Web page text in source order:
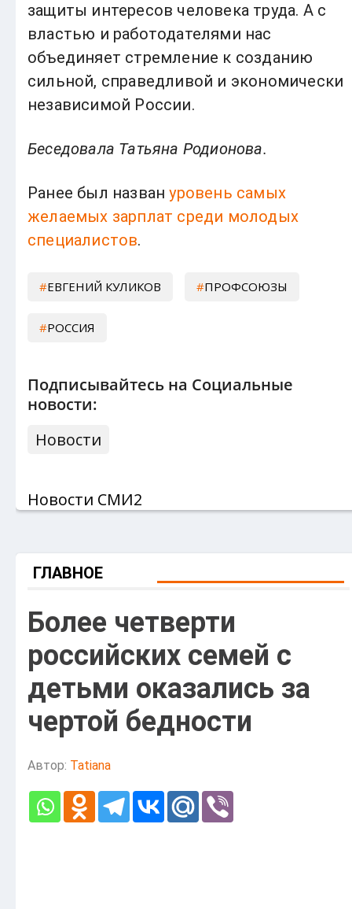
защиты интересов человека труда. А с
властью и работодателями нас
объединяет стремление к созданию
сильной, справедливой и экономически
независимой России.
Беседовала Татьяна Родионова.
Ранее был названуровень самых
желаемых зарплат среди молодых
специалистов.
ЕВГЕНИЙ КУЛИКОВ ПРОФСОЮЗЫ
РОССИЯ
Подписывайтесь на Социальные
новости:
Новости
Новости СМИ2
ГЛАВНОЕ
Более четверти
российских семей с
детьми оказались за
чертой бедности
Автор: Tatiana